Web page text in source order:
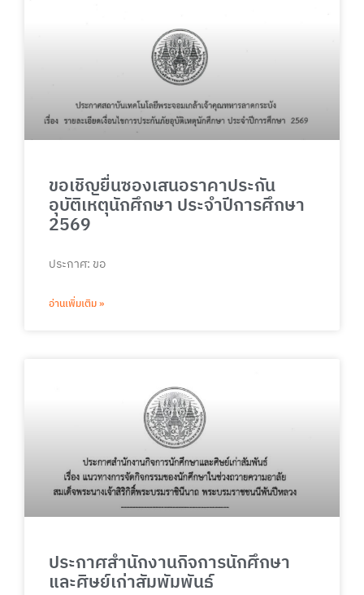
ขอเชิญยื่นซองเสนอราคาประกัน
อุบัติเหตุนักศึกษา ประจำปีการศึกษา
2569
ประกาศ: ขอ
อ่านเพิ่มเติม »
ประกาศสำนักงานกิจการนักศึกษา
และศิษย์เก่าสัมพัมพันธ์